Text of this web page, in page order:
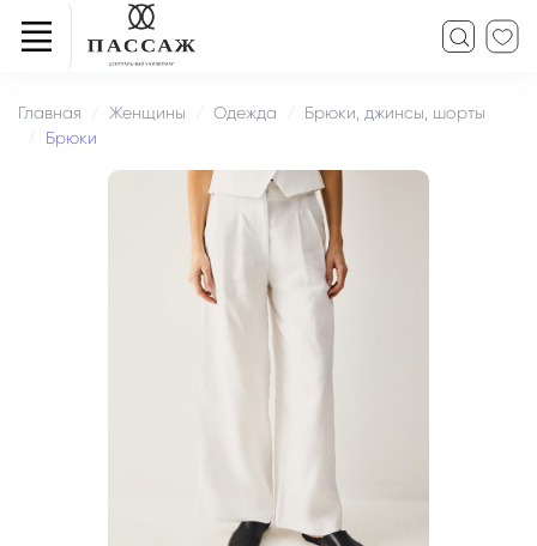
Главная Женщины Одежда
Брюки, джинсы, шорты
Брюки